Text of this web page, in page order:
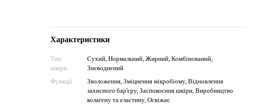
Характеристики
Тип
шкіри
Сухий, Нормальний, Жирний, Комбінований,
Зневоднений
Функції
Зволоження, Зміцнення мікробіому, Відновлення
захисного бар'єру, Заспокоєння шкіри, Виробництво
колагену та еластину, Освіжає